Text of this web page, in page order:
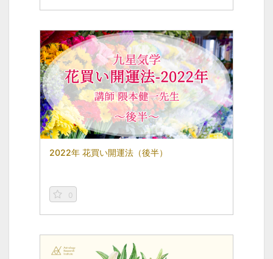
2022年 花買い開運法（後半）
0